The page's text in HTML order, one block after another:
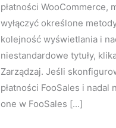
płatności WooCommerce,
wyłączyć określone
kolejność wyświetlania i
niestandardowe tytuły,
Zarządzaj. Jeśli
płatności FooSales i nadal
one w FooSales [...]